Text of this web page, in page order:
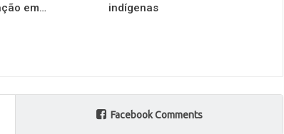
em…
indígenas
Facebook Comments